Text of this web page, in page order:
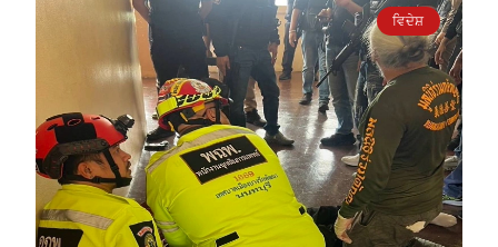
ਵਿਦੇਸ਼